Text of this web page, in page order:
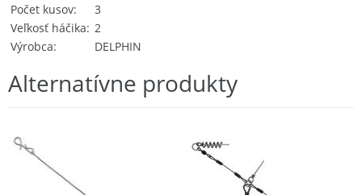
Počet kusov
3
Veľkosť háčika
2
Výrobca
DELPHIN
Alternatívne produkty